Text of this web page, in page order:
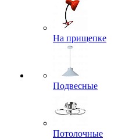
На прищепке
Подвесные
Потолочные